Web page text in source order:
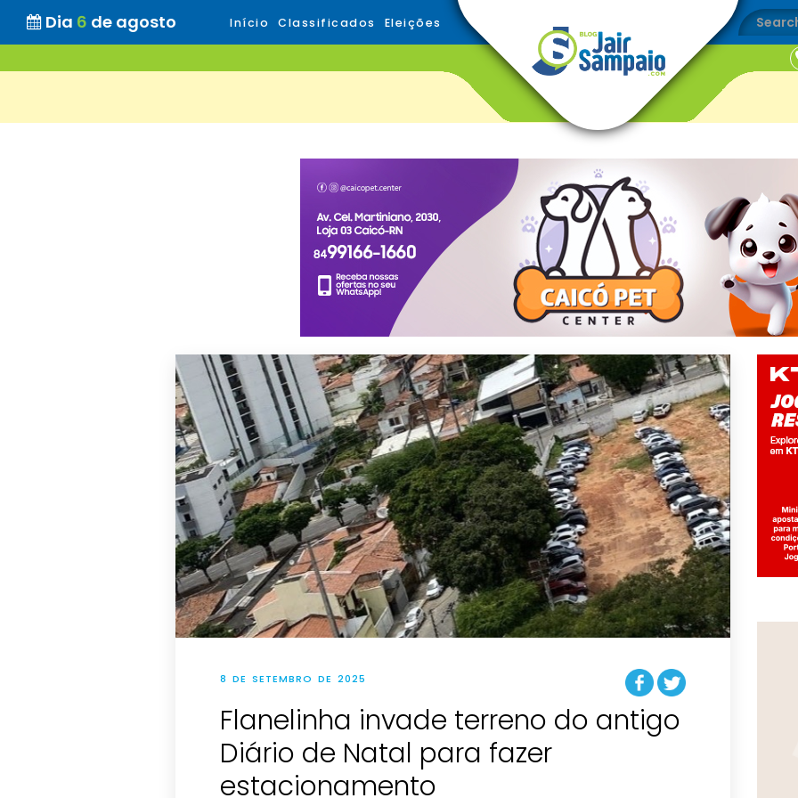
Dia 6 de agosto Início Classificados Eleições
8 DE SETEMBRO DE 2025
Flanelinha invade terreno do antigo
Diário de Natal para fazer
estacionamento